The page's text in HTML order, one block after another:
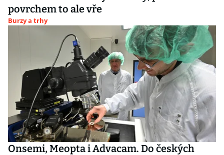
povrchem to ale vře
Burzy a trhy
Onsemi, Meopta i Advacam. Do českých